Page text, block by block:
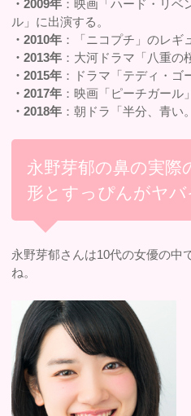
・2009年 ：映画「ハード・リベ
ル」に出演する。
・2010年 ：「ニコプチ」のレギ
・2013年 ：大河ドラマ「八重の
・2015年 ：ドラマ「テディ・ゴ
・2017年 ：映画「ピーチガール
・2018年 ：朝ドラ「半分、青い
永野芽郁の鼻の実際
形とすっぴんがヤバ
永野芽郁さんは10代の女優の中
ね。